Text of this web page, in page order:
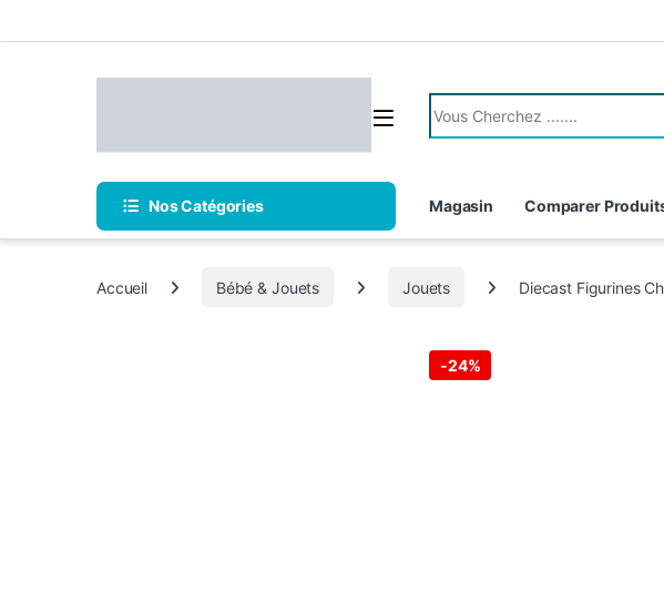
Search for:
Nos Catégories Magasin Comparer
Accueil Bébé & Jouets Jouets Diecast Figurines
-24%